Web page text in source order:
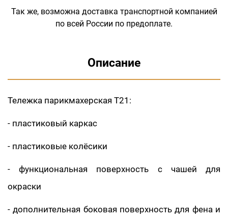
Так же, возможна доставка транспортной компанией
по всей России по предоплате.
Описание
Тележка парикмахерская Т21:
- пластиковый каркас
- пластиковые колёсики
- функциональная поверхность с чашей для
окраски
- дополнительная боковая поверхность для фена и